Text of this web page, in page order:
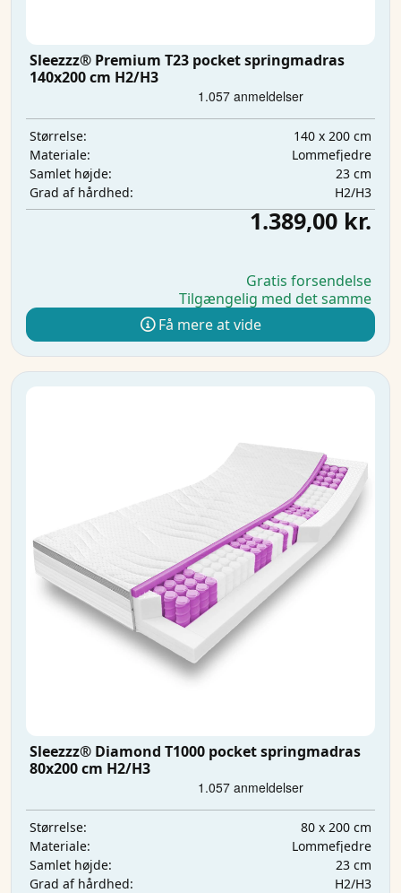
Sleezzz® Premium T23 pocket springmadras
140x200 cm H2/H3
Størrelse:
140 x 200 cm
Materiale:
Lommefjedre
Samlet højde:
23 cm
Grad af hårdhed:
H2/H3
1.389,00 kr.
Gratis forsendelse
Tilgængelig med det samme
Få mere at vide
Sleezzz® Diamond T1000 pocket springmadras
80x200 cm H2/H3
Størrelse:
80 x 200 cm
Materiale:
Lommefjedre
Samlet højde:
23 cm
Grad af hårdhed:
H2/H3